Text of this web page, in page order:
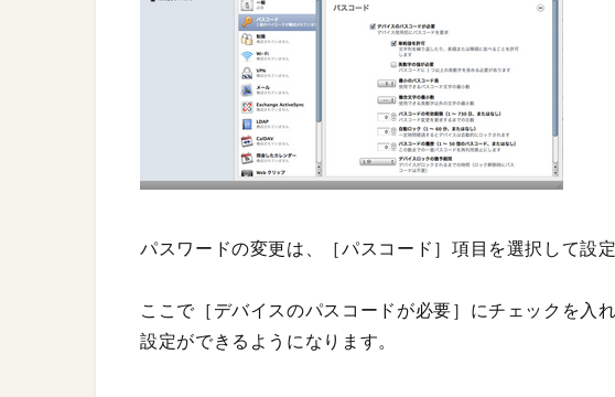
パスワードの変更は、［パスコード］項目を選択して設定
ここで［デバイスのパスコードが必要］にチェックを入
設定ができるようになります。